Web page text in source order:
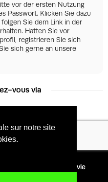
sur notre site
vor der ersten Nutzung
Passwort. Klicken Sie dazu
Sie dem Link in der
Hatten Sie vor
registrieren Sie sich
sich gerne an unsere
vous via
Protection de la vie